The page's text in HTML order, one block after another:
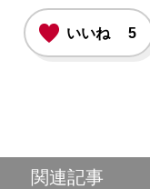
いいね 5
関連記事